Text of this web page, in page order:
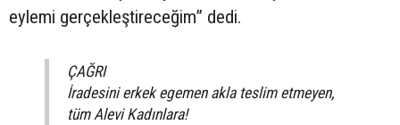
eylemi gerçekleştireceğim” dedi.
ÇAĞRI
İradesini erkek egemen akla teslim etmeyen,
tüm Alevi Kadınlara!